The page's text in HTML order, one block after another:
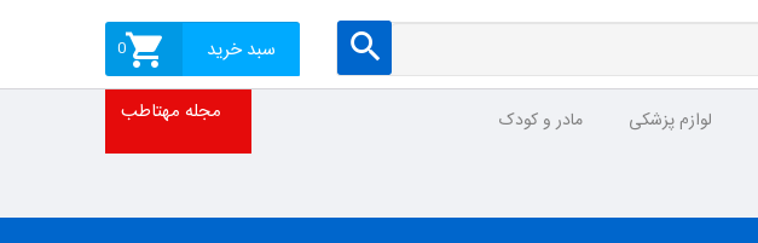
سبد خرید 0
لوازم پزشکی مادر و کودک مجله مهتاطب